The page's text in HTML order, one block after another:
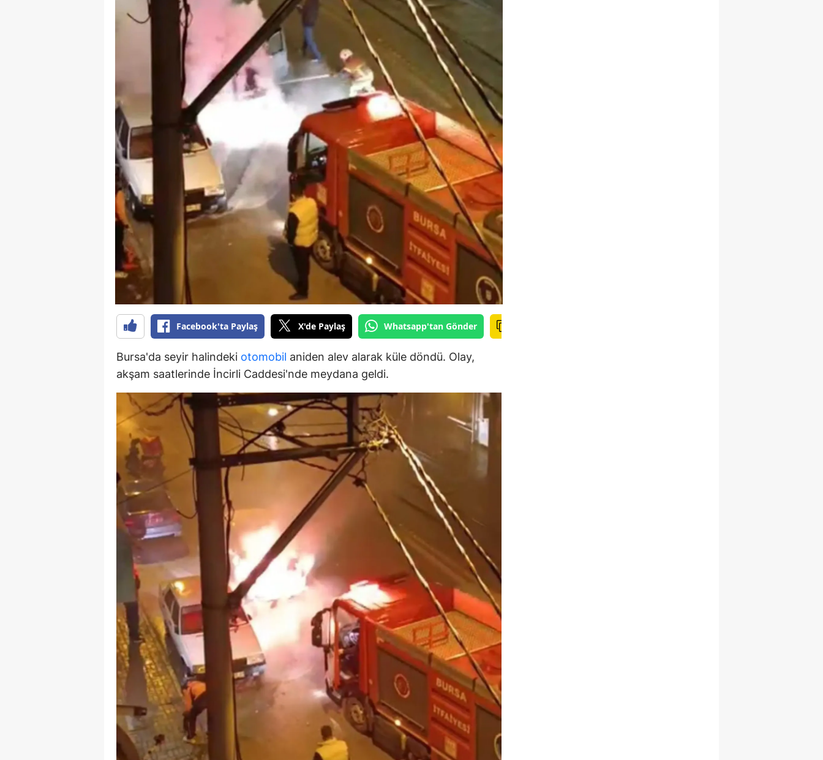
Bilecik
Bingöl
Bitlis
Bolu
Burdur
Bursa
Çanakkale
Çorum
Denizli
Diyarbakır
Edirne
Elazığ
Erzincan
Erzurum
Eskişehir
Gaziantep
Giresun
Gümüşhane
Isparta
Mersin
İstanbul
Kars
Kastamonu
Kayseri
Facebook'ta Paylaş X'de Paylaş Whatsapp'tan Gönder
Bursa'da seyir halindeki otomobil aniden alev alarak küle döndü. Olay,
akşam saatlerinde İncirli Caddesi'nde meydana geldi.